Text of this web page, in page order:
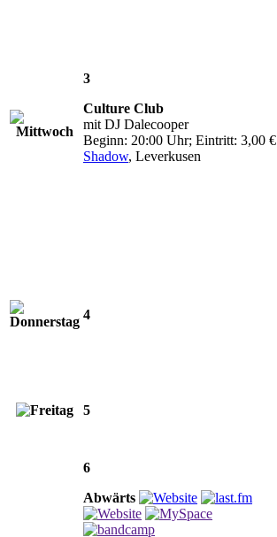
3
Culture Club
mit DJ Dalecooper
Beginn: 20:00 Uhr; Eintritt: 3,00 €
Shadow, Leverkusen
4
5
6
Abwärts